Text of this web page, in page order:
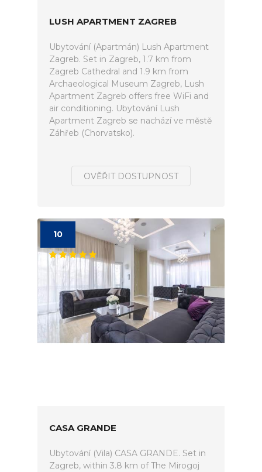
LUSH APARTMENT ZAGREB
Ubytování (Apartmán) Lush Apartment
Zagreb. Set in Zagreb, 1.7 km from
Zagreb Cathedral and 1.9 km from
Archaeological Museum Zagreb, Lush
Apartment Zagreb offers free WiFi and
air conditioning. Ubytování Lush
Apartment Zagreb se nachází ve městě
Záhřeb (Chorvatsko).
OVĚŘIT DOSTUPNOST
10
CASA GRANDE
Ubytování (Vila) CASA GRANDE. Set in
Zagreb, within 3.8 km of The Mirogoj